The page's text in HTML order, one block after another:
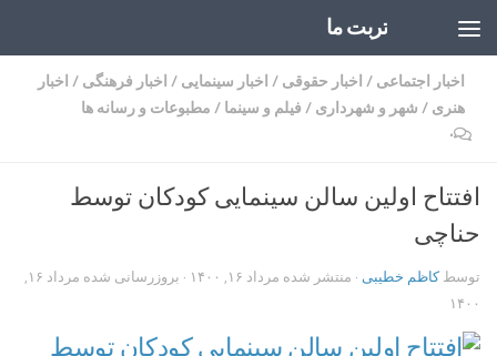
تربت ما
اخبار اجتماعی / اخبار حقوقی / اخبار سینمایی / اخبار فرهنگی / اخبار
هنری / شهر و شهرداری / فیلم و سینما / مطبوعات و رسانه ها
۰
افتتاح اولین سالن سینمایی کودکان توسط
حناچی
توسطکاظم خطیبی · منتشر شده مرداد ۱۶, ۱۴۰۰ · بروزرسانی شده
مرداد ۱۶,
۱۴۰۰